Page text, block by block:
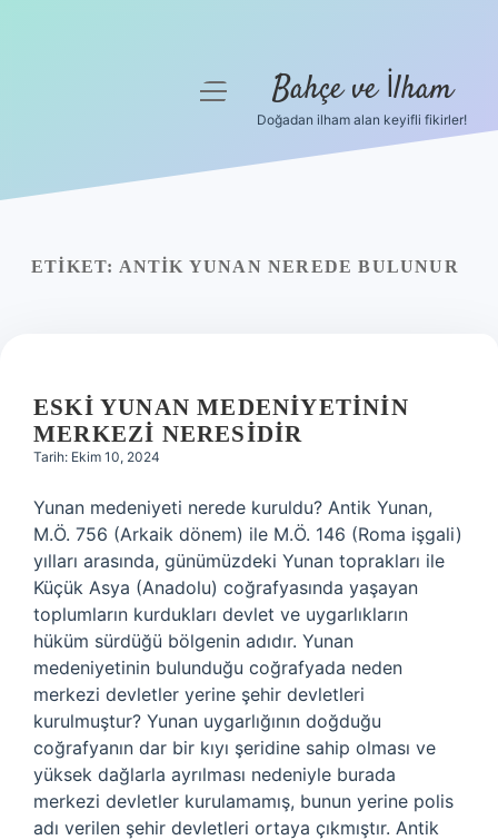
Yasal Uyarı
menüyü
Bahçe ve İlham
Doğadan ilham alan keyifli fikirler!
ETIKET: ANTIK YUNAN NEREDE BULUNUR
ESKI YUNAN MEDENIYETININ
MERKEZI NERESIDIR
Tarih: Ekim 10, 2024
Yunan medeniyeti nerede kuruldu? Antik Yunan,
M.Ö. 756 (Arkaik dönem) ile M.Ö. 146 (Roma işgali)
yılları arasında, günümüzdeki Yunan toprakları ile
Küçük Asya (Anadolu) coğrafyasında yaşayan
toplumların kurdukları devlet ve uygarlıkların
hüküm sürdüğü bölgenin adıdır. Yunan
medeniyetinin bulunduğu coğrafyada neden
merkezi devletler yerine şehir devletleri
kurulmuştur? Yunan uygarlığının doğduğu
coğrafyanın dar bir kıyı şeridine sahip olması ve
yüksek dağlarla ayrılması nedeniyle burada
merkezi devletler kurulamamış, bunun yerine polis
adı verilen şehir devletleri ortaya çıkmıştır. Antik